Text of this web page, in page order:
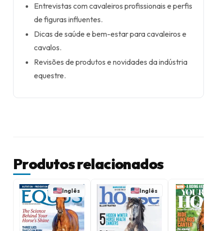
Entrevistas com cavaleiros profissionais e perfis
de figuras influentes.
Dicas de saúde e bem-estar para cavaleiros e
cavalos.
Revisões de produtos e novidades da indústria
equestre.
Produtos relacionados
Inglês Inglês